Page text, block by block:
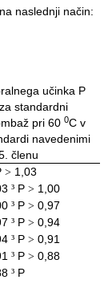
naslednji način:
učinka P
standardni
pri 60 0C v
navedenimi
členu
>1,03
³P >1,00
³P >0,97
³P >0,94
³P >0,91
³P >0,88
³P